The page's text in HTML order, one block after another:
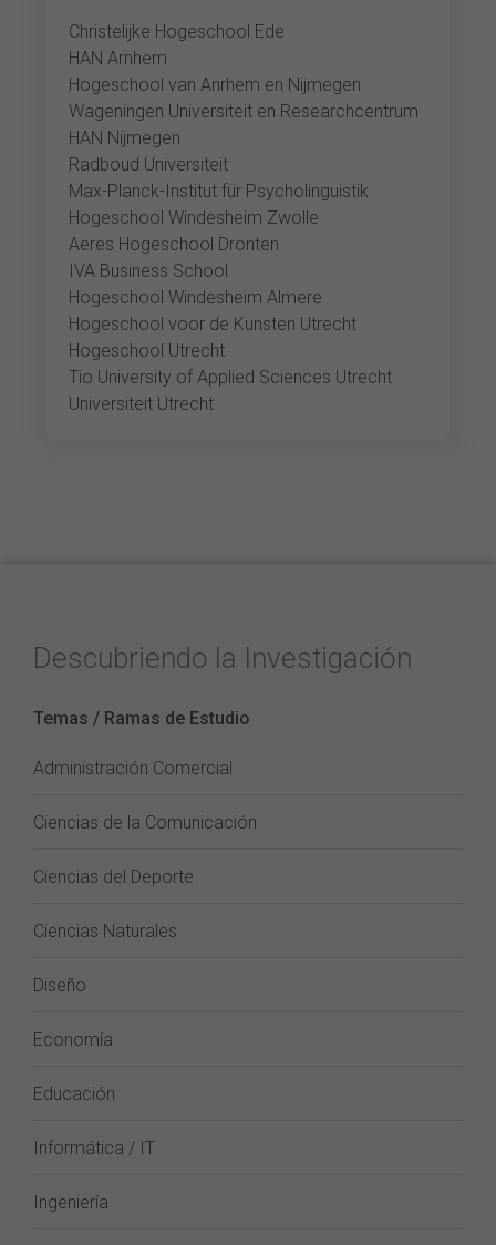
Christelijke Hogeschool Ede
HAN Arnhem
Hogeschool van Anrhem en Nijmegen
Wageningen Universiteit en Researchcentrum
HAN Nijmegen
Radboud Universiteit
Max-Planck-Institut für Psycholinguistik
Hogeschool Windesheim Zwolle
Aeres Hogeschool Dronten
IVA Business School
Hogeschool Windesheim Almere
Hogeschool voor de Kunsten Utrecht
Hogeschool Utrecht
Tio University of Applied Sciences Utrecht
Universiteit Utrecht
Descubriendo la Investigación
Temas / Ramas de Estudio
Administración Comercial
Ciencias de la Comunicación
Ciencias del Deporte
Ciencias Naturales
Diseño
Economía
Educación
Informática / IT
Ingeniería